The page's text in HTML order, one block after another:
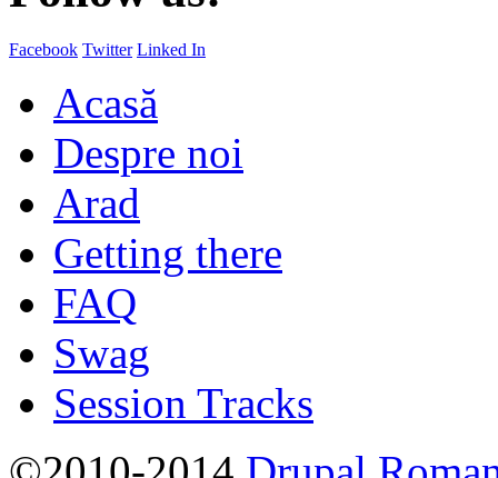
Facebook Twitter Linked In
Acasă
Despre noi
Arad
Getting there
FAQ
Swag
Session Tracks